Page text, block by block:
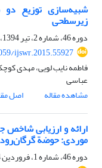
شبیه‌سازی توزیع
زیرسطحی
دوره 46، شماره 2، تیر 1394، صفحه
ijswr.2015.55927
فاطمه نایب لویی، مهدی
عباسی
مشاهده مقاله
اصل
موردی: حوضة
دوره 46، شماره 1، فروردین 1394، صفحه